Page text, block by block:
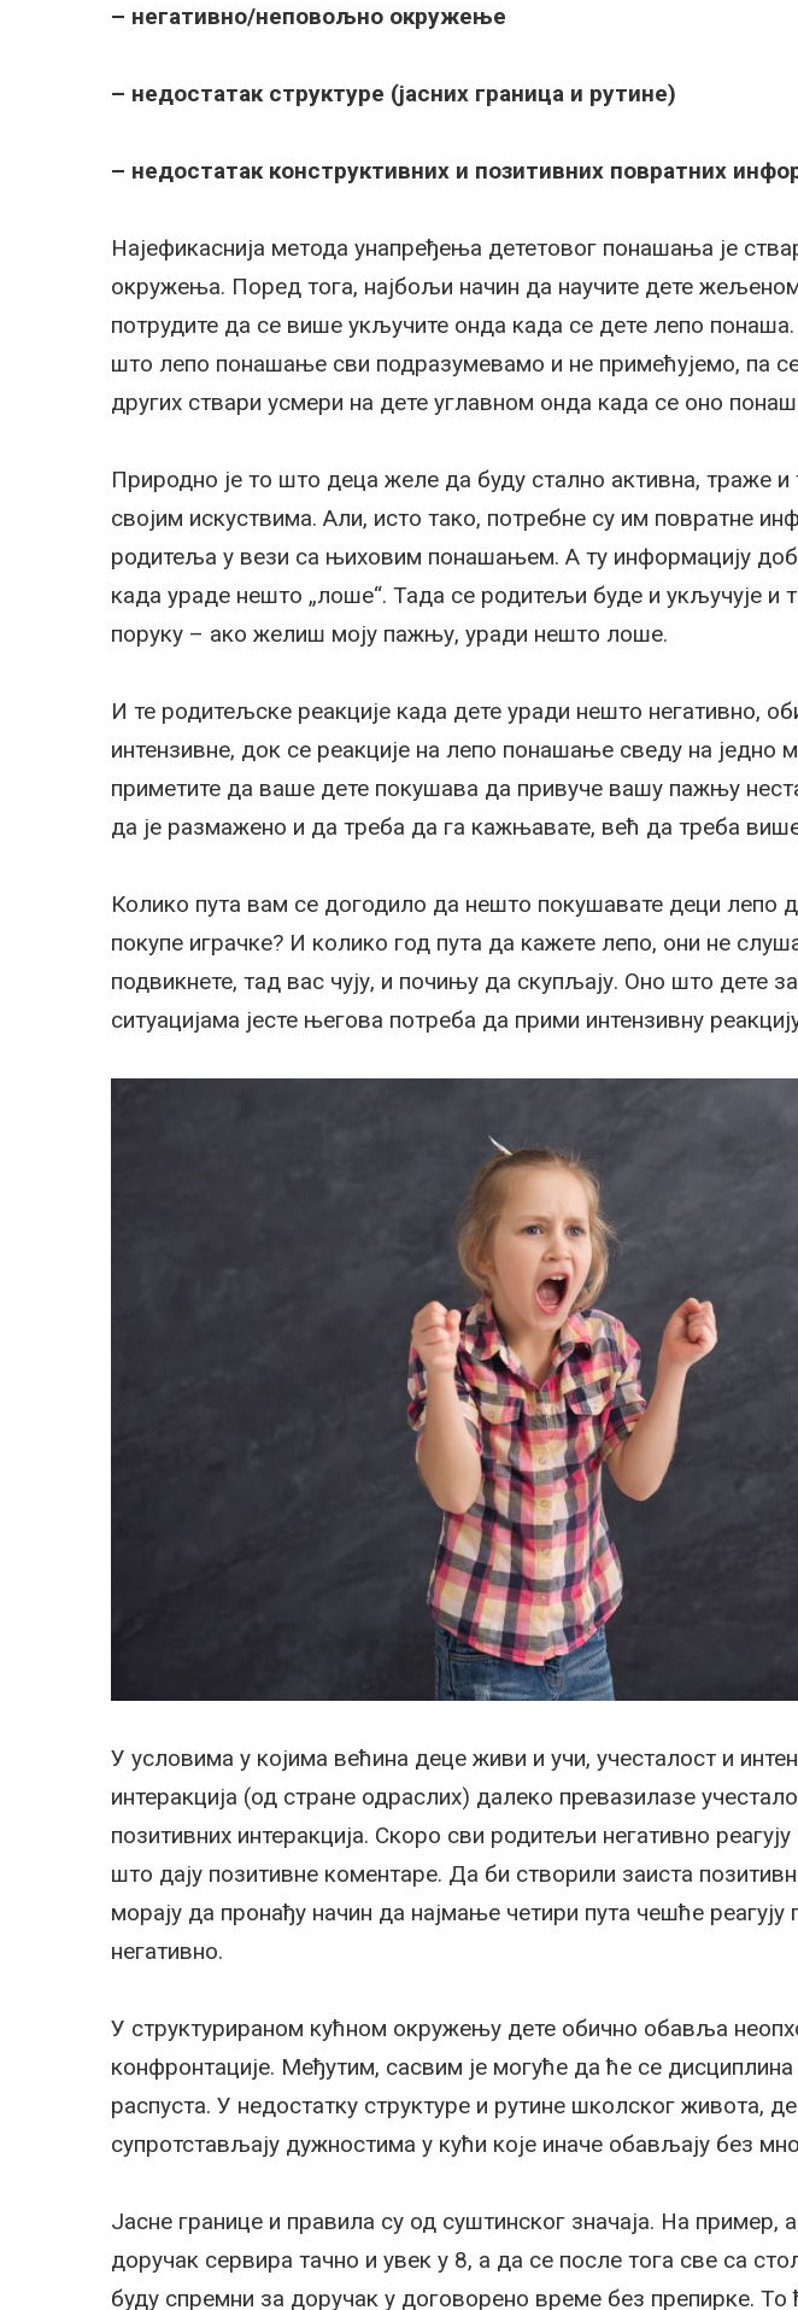
– негативно/неповољно окружење
– недостатак структуре (јасних граница и рутине)
– недостатак конструктивних и позитивних повратних
Најефикаснија метода унапређења дететовог понашања је
окружења. Поред тога, најбољи начин да научите дете
потрудите да се више укључите онда када се дете лепо
што лепо понашање сви подразумевамо и не примећујемо, па
других ствари усмери на дете углавном онда када се оно
Природно је то што деца желе да буду стално активна, траже и
својим искуствима. Али, исто тако, потребне су им повратне
родитеља у вези са њиховим понашањем. А ту информацију
када ураде нешто „лоше“. Тада се родитељи буде и укључује и
поруку – ако желиш моју пажњу, уради нешто лоше.
И те родитељске реакције када дете уради нешто негативно,
интензивне, док се реакције на лепо понашање сведу на једно
приметите да ваше дете покушава да привуче вашу пажњу
да је размажено и да треба да га кажњавате, већ да треба
Колико пута вам се догодило да нешто покушавате деци лепо
покупе играчке? И колико год пута да кажете лепо, они не
подвикнете, тад вас чују, и почињу да скупљају. Оно што дете
ситуацијама јесте његова потреба да прими интензивну
У условима у којима већина деце живи и учи, учесталост и
интеракција (од стране одраслих) далеко превазилазе
позитивних интеракција. Скоро сви родитељи негативно
што дају позитивне коментаре. Да би створили заиста
морају да пронађу начин да најмање четири пута чешће реагују
негативно.
У структурираном кућном окружењу дете обично обавља
конфронтације. Међутим, сасвим је могуће да ће се
распуста. У недостатку структуре и рутине школског живота,
супротстављају дужностима у кући које иначе обављају без
Јасне границе и правила су од суштинског значаја. На пример,
доручак сервира тачно и увек у 8, а да се после тога све са
буду спремни за доручак у договорено време без препирке. То